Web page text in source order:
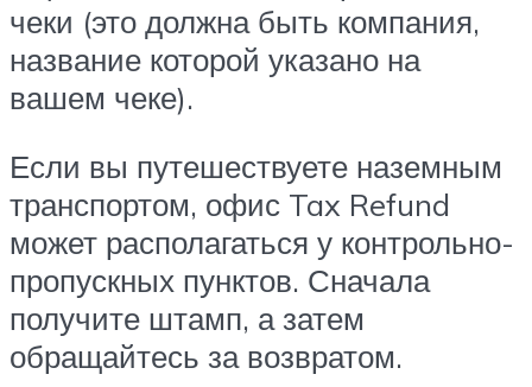
чеки (это должна быть компания,
название которой указано на
вашем чеке).
Если вы путешествуете наземным
транспортом, офис Tax Refund
может располагаться у контрольно-
пропускных пунктов. Сначала
получите штамп, а затем
обращайтесь за возвратом.